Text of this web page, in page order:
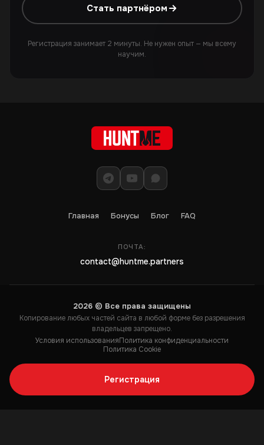
Стать партнёром
Регистрация занимает 2 минуты. Не нужен опыт — мы всему
научим.
Главная Бонусы Блог FAQ
ПОЧТА:
contact@huntme.partners
2026 © Все права защищены
Копирование любых частей сайта в любой форме без разрешения
владельцев запрещено.
Условия использованияПолитика конфиденциальности
Политика Cookie
Регистрация